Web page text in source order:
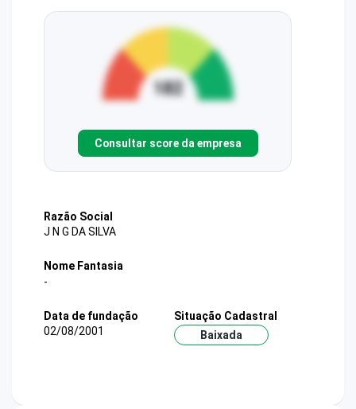
Consultar score da empresa
Razão Social
J N G DA SILVA
Nome Fantasia
-
Data de fundação
02/08/2001
Situação Cadastral
Baixada